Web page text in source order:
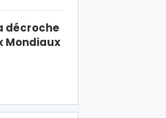
décroche
Mondiaux